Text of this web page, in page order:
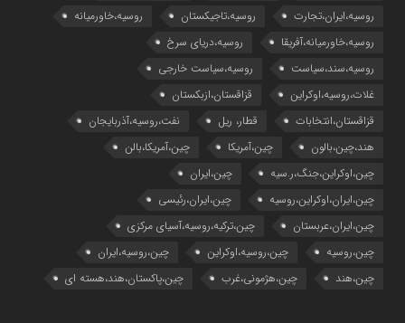
روسیه،ایران،تجارت
روسیه،تاجیکستان
روسیه،خاورمیانه
روسیه،خاورمیانه،آفریقا
روسیه،دریای سرخ
روسیه،سند،سیاست
روسیه،سیاست خارجی
غلات،روسیه،اوکراین
قزاقستان،ازبکستان
قزاقستان،انتخابات
قطار، ریل
نفت،روسیه،آذربایجان
هند،چین،بالون
چین،آمریکا
چین،آمریکا،بالن
چین،اوکراین،جنگ،ر.سیه
چین،ایران
چین،ایران،اوکراین،روسیه
چین،ایران،رئیسی
چین،ایران،عربستان
چین،ترکیه،روسیه،آسیای مرکزی
چین،روسیه
چین،روسیه،اوکراین
چین،روسیه،ایران
چین،هند
چین،هژمونی،غرب چین،پاکستان،هند،هسته ای